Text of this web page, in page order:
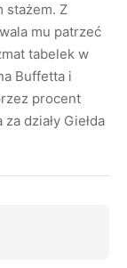
stażem. Z
mu patrzeć
tabelek w
Buffetta i
procent
działy Giełda